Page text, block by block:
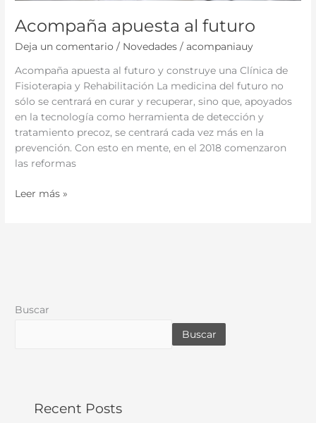
Acompaña apuesta al futuro
Deja un comentario / Novedades /acompaniauy
Acompaña apuesta al futuro y construye una Clínica de
Fisioterapia y Rehabilitación La medicina del futuro no
sólo se centrará en curar y recuperar, sino que, apoyados
en la tecnología como herramienta de detección y
tratamiento precoz, se centrará cada vez más en la
prevención. Con esto en mente, en el 2018 comenzaron
las reformas
Leer más »
Buscar
Buscar
Recent Posts